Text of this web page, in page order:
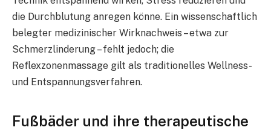
die Durchblutung anregen könne. Ein wissenschaftlich
belegter medizinischer Wirknachweis – etwa zur
Schmerzlinderung – fehlt jedoch; die
Reflexzonenmassage gilt als traditionelles Wellness-
und Entspannungsverfahren.
Fußbäder und ihre therapeutische